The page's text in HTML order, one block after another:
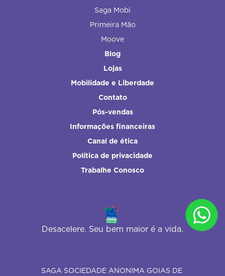
Saga Mobi
Primeira Mão
Moove
Blog
Lojas
Mobilidade e Liberdade
Contato
Pós-vendas
Informações financeiras
Canal de ética
Política de privacidade
Trabalhe Conosco
Desacelere. Seu bem maior é a vida.
SAGA SOCIEDADE ANONIMA GOIAS DE